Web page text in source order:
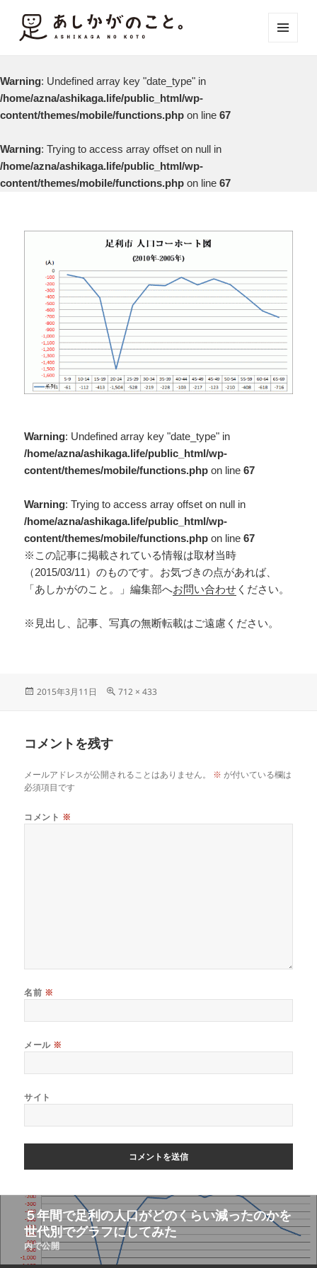
Warning: Undefined array key "date_type" in
/home/azna/ashikaga.life/public_html/wp-
content/themes/mobile/functions.php on line 67
Warning: Trying to access array offset on null in
/home/azna/ashikaga.life/public_html/wp-
content/themes/mobile/functions.php on line 67
Warning: Undefined array key "date_type" in
/home/azna/ashikaga.life/public_html/wp-
content/themes/mobile/functions.php on line67
Warning: Trying to access array offset on null in
/home/azna/ashikaga.life/public_html/wp-
content/themes/mobile/functions.php on line67
※この記事に掲載されている情報は取材当時
（2015/03/11）のものです。お気づきの点があれば、
「あしかがのこと。」編集部へお問い合わせ ください。
※見出し、記事、写真の無断転載はご遠慮ください。
2015年3月11日 712 × 433
コメントを残す
メールアドレスが公開されることはありません。 ※ が付いている欄は
必須項目です
コメント ※
名前 ※
メール ※
サイト
５年間で足利の人口がどのくらい減ったのかを
世代別でグラフにしてみた
内で公開